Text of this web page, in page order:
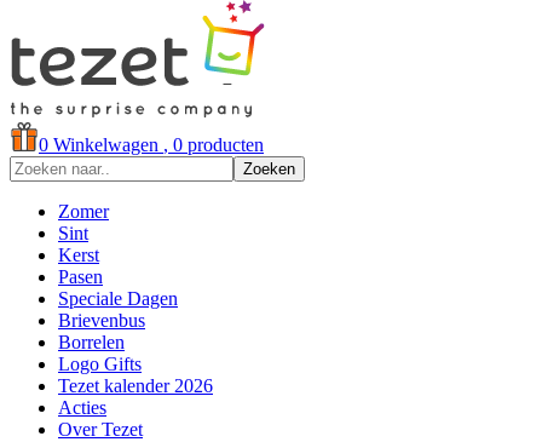
0 Winkelwagen , 0 producten
Zoeken
Zomer
Sint
Kerst
Pasen
Speciale Dagen
Brievenbus
Borrelen
Logo Gifts
Tezet kalender 2026
Acties
Over Tezet